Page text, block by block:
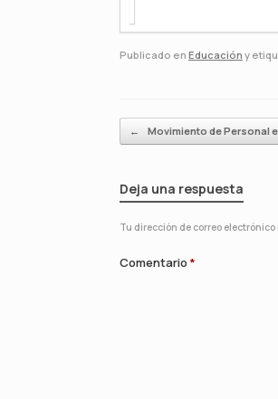
Publicado en Educación y
Navegador de artículos
← Movimiento de Personal
Deja una respuesta
Tu dirección de correo electrónico
Comentario *